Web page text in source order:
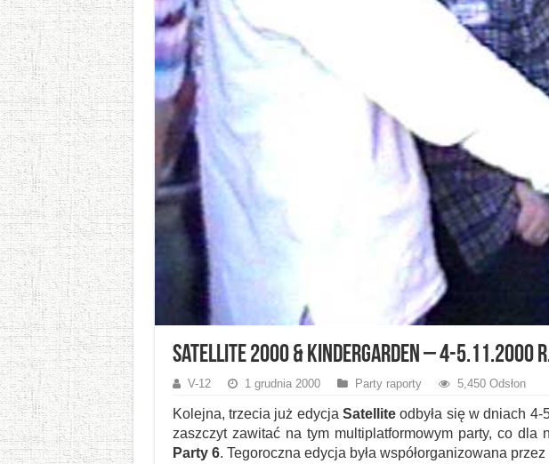
Satellite 2000 & Kindergarden – 4-5.11.2000
V-12 1 grudnia 2000 Party raporty 5,450 Odsłon
Kolejna, trzecia już edycja Satelliteodbyła się w dniach
zaszczyt zawitać na tym multiplatformowym party, co
Party 6. Tegoroczna edycja była współorganizowana